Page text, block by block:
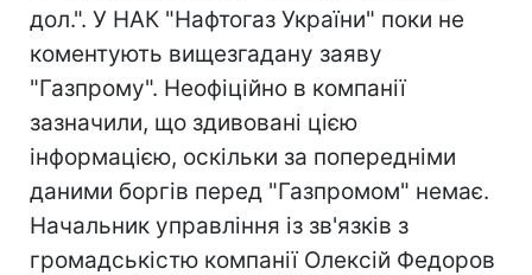
дол.". У НАК "Нафтогаз України" поки не
коментують вищезгадану заяву
"Газпрому". Неофіційно в компанії
зазначили, що здивовані цією
інформацією, оскільки за попередніми
даними боргів перед "Газпромом" немає.
Начальник управління із зв'язків з
громадськістю компанії Олексій Федоров